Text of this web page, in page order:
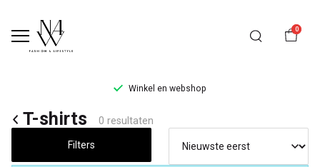
0
Winkel en webshop
T-
shirts
T-shirts 0 resultaten
Filters